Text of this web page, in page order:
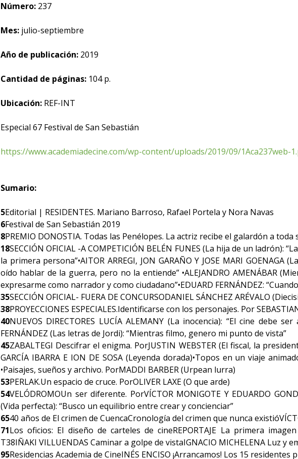
Número: 237
Mes: julio-septiembre
Año de publicación: 2019
Cantidad de páginas: 104 p.
Ubicación: REF-INT
Especial 67 Festival de San Sebastián
https://www.academiadecine.com/wp-content/uploads/2019/09/1Aca237web-
Sumario:
5Editorial | RESIDENTES. Mariano Barroso, Rafael Portela y Nora Navas
6Festival de San Sebastián 2019
8PREMIO DONOSTIA. Todas las Penélopes. La actriz recibe el galardón a toda
18SECCIÓN OFICIAL -A COMPETICIÓN BELÉN FUNES (La hija de un ladrón):
la primera persona”•AITOR ARREGI, JON GARAÑO Y JOSE MARI
oído hablar de la guerra, pero no la entiende” •ALEJANDRO AMENÁBAR
expresarme como narrador y como ciudadano”•EDUARD FERNÁNDEZ:
35SECCIÓN OFICIAL- FUERA DE CONCURSODANIEL SÁNCHEZ ARÉVALO
38PROYECCIONES ESPECIALES.Identificarse con los personajes. Por
40NUEVOS DIRECTORES LUCÍA ALEMANY (La inocencia): “El cine debe
FERNÁNDEZ (Las letras de Jordi): “Mientras filmo, genero mi punto de vista”
45ZABALTEGI Descifrar el enigma. PorJUSTIN WEBSTER (El fiscal, la
GARCÍA IBARRA E ION DE SOSA (Leyenda dorada)•Topos en un viaje
•Paisajes, sueños y archivo. PorMADDI BARBER (Urpean lurra)
53PERLAK.Un espacio de cruce. PorOLIVER LAXE (O que arde)
54VELÓDROMOUn ser diferente. PorVÍCTOR MONIGOTE Y EDUARDO
(Vida perfecta): “Busco un equilibrio entre crear y concienciar”
6540 años de El crimen de CuencaCronología del crimen que nunca
71Los oficios: El diseño de carteles de cineREPORTAJE La primera
T38IÑAKI VILLUENDAS Caminar a golpe de vistaIGNACIO MICHELENA Luz y
95Residencias Academia de CineINÉS ENCISO ¡Arrancamos! Los 15